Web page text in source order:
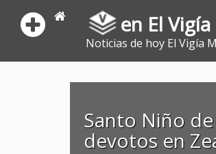
en El Vigía
Noticias de hoy El Vigía
Santo Niño
devotos en